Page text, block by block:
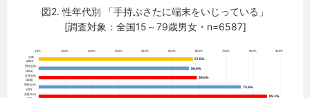
図2. 性年代別 「手持ぶさたに端末をいじっている」
[調査対象：全国15～79歳男女・n=6587]